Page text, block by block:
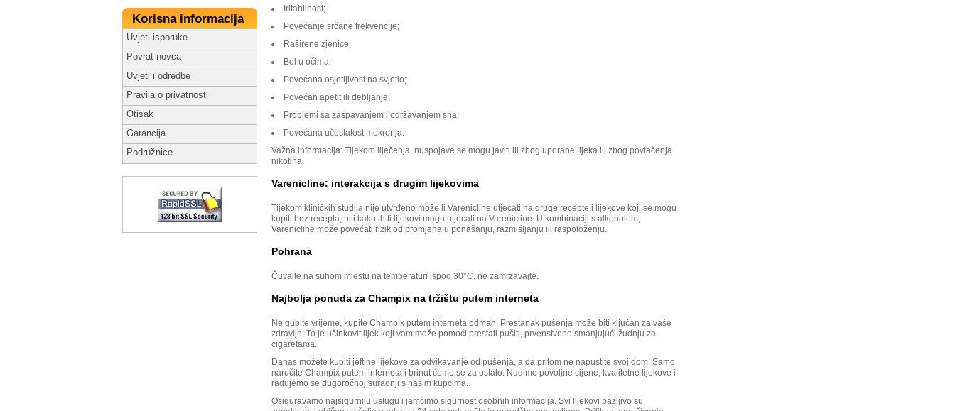
Korisna informacija
Uvjeti isporuke
Povrat novca
Uvjeti i odredbe
Pravila o privatnosti
Otisak
Garancija
Podružnice
Iritabilnost;
Povećanje srčane frekvencije;
Raširene zjenice;
Bol u očima;
Povećana osjetljivost na svjetlo;
Povećan apetit ili debljanje;
Problemi sa zaspavanjem i održavanjem sna;
Povećana učestalost mokrenja.
Važna informacija: Tijekom liječenja, nuspojave se mogu javiti ili zbog uporabe lijeka ili zbog povlačenja
nikotina.
Varenicline: interakcija s drugim lijekovima
Tijekom kliničkih studija nije utvrđeno može li Varenicline utjecati na druge recepte i lijekove koji se mogu
kupiti bez recepta, niti kako ih ti lijekovi mogu utjecati na Varenicline. U kombinaciji s alkoholom,
Varenicline može povećati rizik od promjena u ponašanju, razmišljanju ili raspoloženju.
Pohrana
Čuvajte na suhom mjestu na temperaturi ispod 30°C, ne zamrzavajte.
Najbolja ponuda za Champix na tržištu putem interneta
Ne gubite vrijeme, kupite Champix putem interneta odmah. Prestanak pušenja može biti ključan za vaše
zdravlje. To je učinkovit lijek koji vam može pomoći prestati pušiti, prvenstveno smanjujući žudnju za
cigaretama.
Danas možete kupiti jeftine lijekove za odvikavanje od pušenja, a da pritom ne napustite svoj dom. Samo
naručite Champix putem interneta i brinut ćemo se za ostalo. Nudimo povoljne cijene, kvalitetne lijekove i
radujemo se dugoročnoj suradnji s našim kupcima.
Osiguravamo najsigurniju uslugu i jamčimo sigurnost osobnih informacija. Svi lijekovi pažljivo su